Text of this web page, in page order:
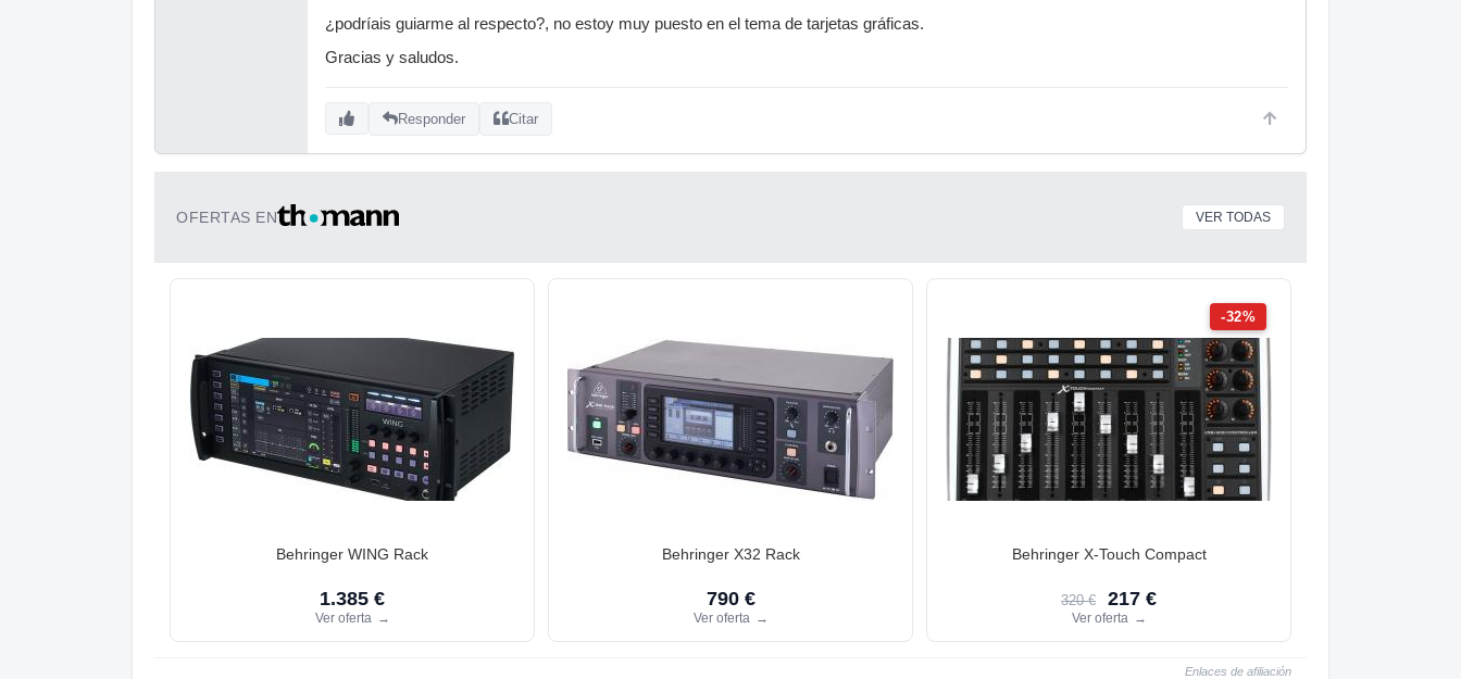
¿podríais guiarme al respecto?, no estoy muy puesto en el tema de tarjetas gráficas.
Gracias y saludos.
Responder Citar
OFERTAS EN VER TODAS
Behringer WING Rack
1.385 €
Ver oferta →
Behringer X32 Rack
790 €
Ver oferta →
-32%
Behringer X-Touch Compact
320 € 217 €
Ver oferta →
Enlaces de afiliación